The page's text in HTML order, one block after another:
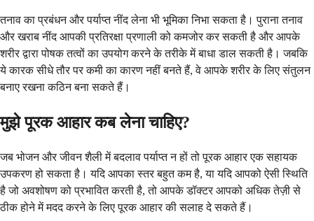
तनाव का प्रबंधन और पर्याप्त नींद लेना भी भूमिका निभा सकता है। पुराना तनाव
और खराब नींद आपकी प्रतिरक्षा प्रणाली को कमजोर कर सकती है और आपके
शरीर द्वारा पोषक तत्वों का उपयोग करने के तरीके में बाधा डाल सकती है। जबकि
ये कारक सीधे तौर पर कमी का कारण नहीं बनते हैं, वे आपके शरीर के लिए संतुलन
बनाए रखना कठिन बना सकते हैं।
मुझे पूरक आहार कब लेना चाहिए?
जब भोजन और जीवन शैली में बदलाव पर्याप्त न हों तो पूरक आहार एक सहायक
उपकरण हो सकता है। यदि आपका स्तर बहुत कम है, या यदि आपको ऐसी स्थिति
है जो अवशोषण को प्रभावित करती है, तो आपके डॉक्टर आपको अधिक तेज़ी से
ठीक होने में मदद करने के लिए पूरक आहार की सलाह दे सकते हैं।